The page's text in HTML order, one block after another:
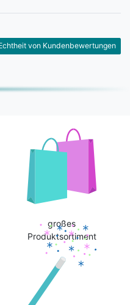
von Kundenbewertungen
großes
Produktsortiment